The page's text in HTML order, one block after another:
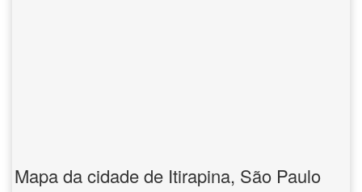
Mapa da cidade de Itirapina, São Paulo